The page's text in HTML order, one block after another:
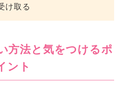
け取る
方法と気をつけるポ
ント